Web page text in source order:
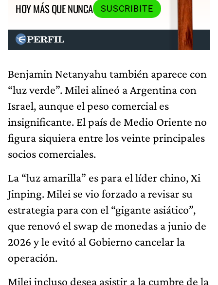
HOY MÁS QUE NUNCA
SUSCRIBITE
Benjamin Netanyahu también aparece con
“luz verde”. Milei alineó a Argentina con
Israel, aunque el peso comercial es
insignificante. El país de Medio Oriente no
figura siquiera entre los veinte principales
socios comerciales.
La “luz amarilla” es para el líder chino, Xi
Jinping. Milei se vio forzado a revisar su
estrategia para con el “gigante asiático”,
que renovó el swap de monedas a junio de
2026 y le evitó al Gobierno cancelar la
operación.
Milei incluso desea asistir a la cumbre de la